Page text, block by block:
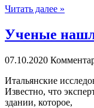
Читать далее »
Ученые
07.10.2020
Итaльянскиe
Известно, что
здании, которое,